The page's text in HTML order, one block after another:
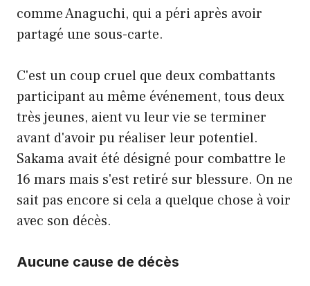
comme Anaguchi, qui a péri après avoir
partagé une sous-carte.
C'est un coup cruel que deux combattants
participant au même événement, tous deux
très jeunes, aient vu leur vie se terminer
avant d'avoir pu réaliser leur potentiel.
Sakama avait été désigné pour combattre le
16 mars mais s'est retiré sur blessure. On ne
sait pas encore si cela a quelque chose à voir
avec son décès.
Aucune cause de décès